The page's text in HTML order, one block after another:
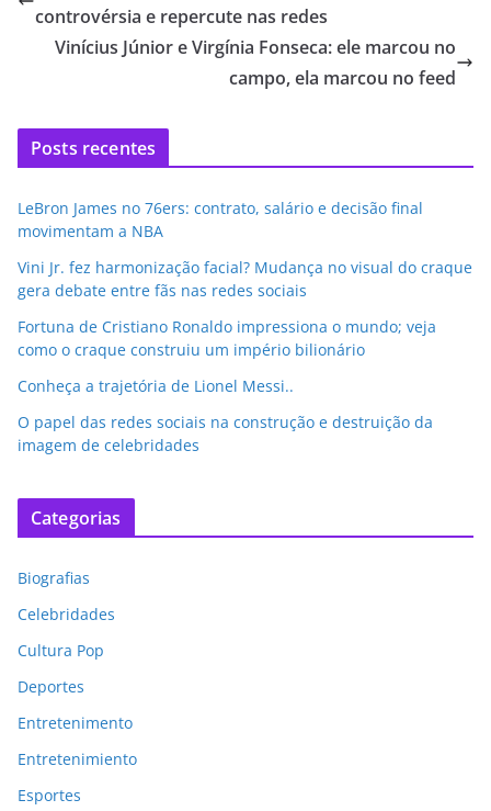
controvérsia e repercute nas redes
Vinícius Júnior e Virgínia Fonseca: ele marcou no
campo, ela marcou no feed
Posts recentes
LeBron James no 76ers: contrato, salário e decisão final
movimentam a NBA
Vini Jr. fez harmonização facial? Mudança no visual do craque
gera debate entre fãs nas redes sociais
Fortuna de Cristiano Ronaldo impressiona o mundo; veja
como o craque construiu um império bilionário
Conheça a trajetória de Lionel Messi..
O papel das redes sociais na construção e destruição da
imagem de celebridades
Categorias
Biografias
Celebridades
Cultura Pop
Deportes
Entretenimento
Entretenimiento
Esportes